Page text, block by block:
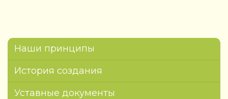
Наши принципы
История создания
Уставные документы